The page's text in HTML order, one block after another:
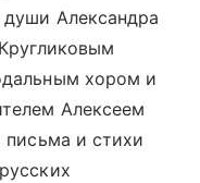
Александра
хором и
Алексеем
письма и стихи